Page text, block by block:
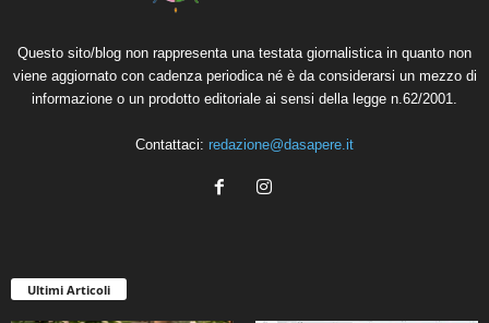
Questo sito/blog non rappresenta una testata giornalistica in quanto non
viene aggiornato con cadenza periodica né è da considerarsi un mezzo di
informazione o un prodotto editoriale ai sensi della legge n.62/2001.
Contattaci: redazione@dasapere.it
Ultimi Articoli